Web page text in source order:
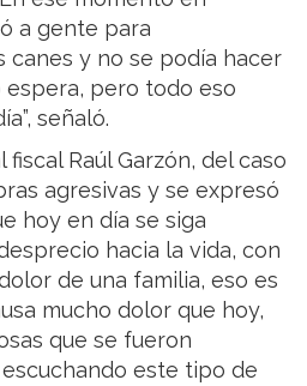
a gente para
canes y no se podía hacer
pero todo eso
señaló.
Raúl Garzón, del caso
agresivas y se expresó
hoy en día se siga
hacia la vida, con
de una familia, eso es
mucho dolor que hoy,
que se fueron
este tipo de